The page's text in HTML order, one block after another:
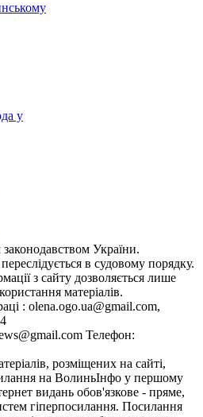
у
України.
в судовому порядку.
з сайту дозволяється лише
матеріалів.
: olena.ogo.ua@gmail.com,
Телефон:
розміщених на сайті,
на ВолиньІнфо у першому
видань обов'язкове - пряме,
гіперпосилання. Посилання